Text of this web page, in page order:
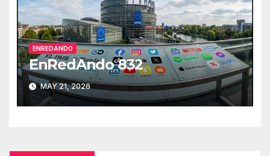
ENREDANDO
EnRedAndo 832
MAY 21, 2026